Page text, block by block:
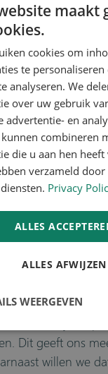
zijn.
de
om alles
zijn we
van ons
onze Business
en hoe
met - en
alles opnieuw te
gebruik van een
Event Grid-
‘loosely
Dit geeft ons
willen we
maakt
cookies om
te
analyseren. We
over uw gebruik
advertentie- en
kunnen combineren
die u aan hen
verzameld
Privacy
ALLES
ALLES AFWIJZEN
WEERGEVEN